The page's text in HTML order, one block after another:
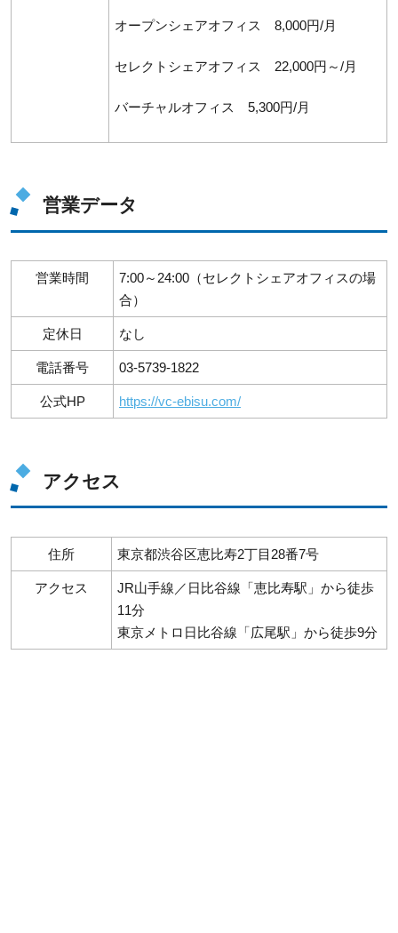
オープンシェアオフィス 8,000円/月
セレクトシェアオフィス 22,000円～/月
バーチャルオフィス 5,300円/月
営業データ
営業時間
7:00～24:00（セレクトシェアオフィスの場
合）
定休日 なし
電話番号 03-5739-1822
公式HP https://vc-ebisu.com/
アクセス
住所 東京都渋谷区恵比寿2丁目28番7号
アクセス
JR山手線／日比谷線「恵比寿駅」から徒歩
11分
東京メトロ日比谷線「広尾駅」から徒歩9分